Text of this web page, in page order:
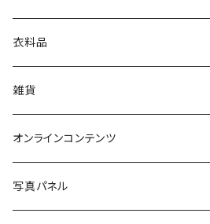
娯楽・エンターテインメント
古書セット
美術
衣料品
POLEWARDS
Tシャツ
雑貨
バッグ
ブックカバー
オンラインコンテンツ
冒険クロストーク
写真パネル